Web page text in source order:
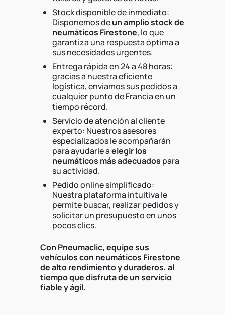
Stock disponible de inmediato:
Disponemos deun amplio stock de
neumáticos Firestone, lo que
garantiza una respuesta óptima a
sus necesidades urgentes.
Entrega rápida en 24 a 48 horas:
gracias a nuestra eficiente
logística, enviamos sus pedidos a
cualquier punto de Francia en un
tiempo récord.
Servicio de atención al cliente
experto: Nuestros asesores
especializados le acompañarán
para ayudarle aelegir los
neumáticos más adecuados para
su actividad.
Pedido online simplificado:
Nuestra plataforma intuitiva le
permite buscar, realizar pedidos y
solicitar un presupuesto en unos
pocos clics.
Con Pneumaclic, equipe sus
vehículos con neumáticos Firestone
de alto rendimiento y duraderos, al
tiempo que disfruta de un servicio
fiable y ágil.